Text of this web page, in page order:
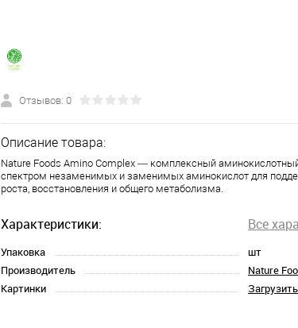
Отзывов: 0
Описание товара:
Nature Foods Amino Complex — комплексный
спектром незаменимых и заменимых аминокислот для
роста, восстановления и общего метаболизма.
Характеристики: Все
Упаковка
шт
Производитель
Nature
Картинки
Загрузить